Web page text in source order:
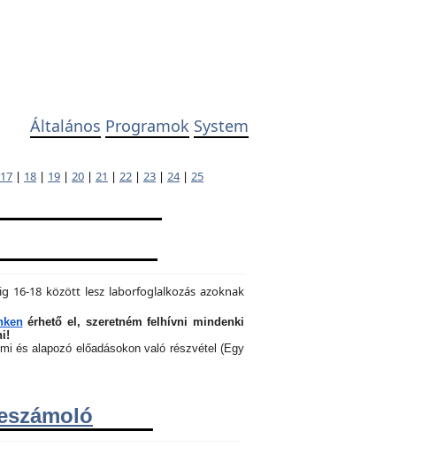
Általános Programok System
17 | 18 | 19 | 20 | 21 | 22 | 23 | 24| 25
16-18 között lesz laborfoglalkozás azoknak
érhető el, szeretném felhívni mindenki
és alapozó előadásokon való részvétel (Egy